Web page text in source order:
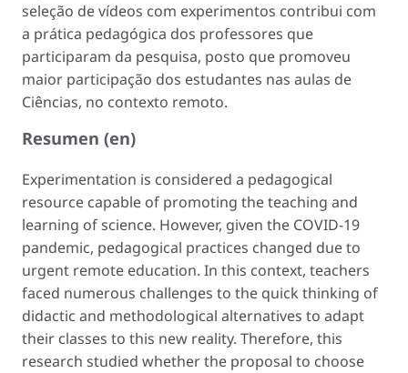
seleção de vídeos com experimentos contribui com
a prática pedagógica dos professores que
participaram da pesquisa, posto que promoveu
maior participação dos estudantes nas aulas de
Ciências, no contexto remoto.
Resumen (en)
Experimentation is considered a pedagogical
resource capable of promoting the teaching and
learning of science. However, given the COVID-19
pandemic, pedagogical practices changed due to
urgent remote education. In this context, teachers
faced numerous challenges to the quick thinking of
didactic and methodological alternatives to adapt
their classes to this new reality. Therefore, this
research studied whether the proposal to choose